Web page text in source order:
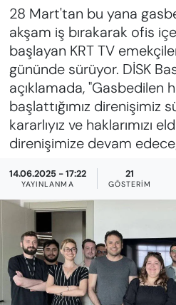
28 Mart'tan bu yana
akşam iş bırakarak ofis
başlayan KRT TV
gününde sürüyor. DİSK
açıklamada, "Gasbedilen
başlattığımız direnişimiz
kararlıyız ve haklarımızı
direnişimize devam
14.06.2025 - 17:22
YAYINLANMA
21
GÖSTERIM
FAYDALI BİLGİLER
GÜNDEM
EĞİTİM
KADIN
SAĞLIK
SPOR
KÜLTÜR-SANAT
MAGAZİN
ÖZEL HABER
Tüm Manşetler
Son Dakika Haberleri
Haber Arşivi